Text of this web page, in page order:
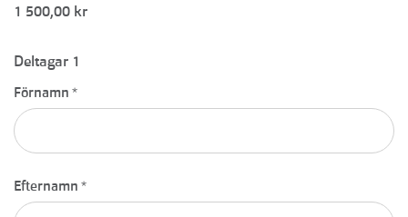
1 500,00 kr
Deltagar 1
Förnamn *
Efternamn *